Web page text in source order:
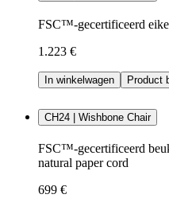
FSC™-gecertificeerd
1.223 €
In winkelwagen Product
CH24 | Wishbone Chair
FSC™-gecertificeerd
natural paper cord
699 €